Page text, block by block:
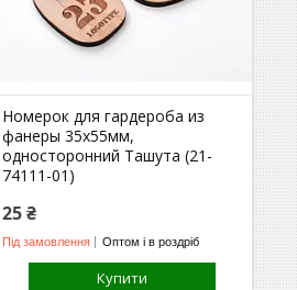
Номерок для гардероба из
фанеры 35х55мм,
односторонний Ташута (21-
74111-01)
25 ₴
Під замовлення Оптом і в роздріб
Купити